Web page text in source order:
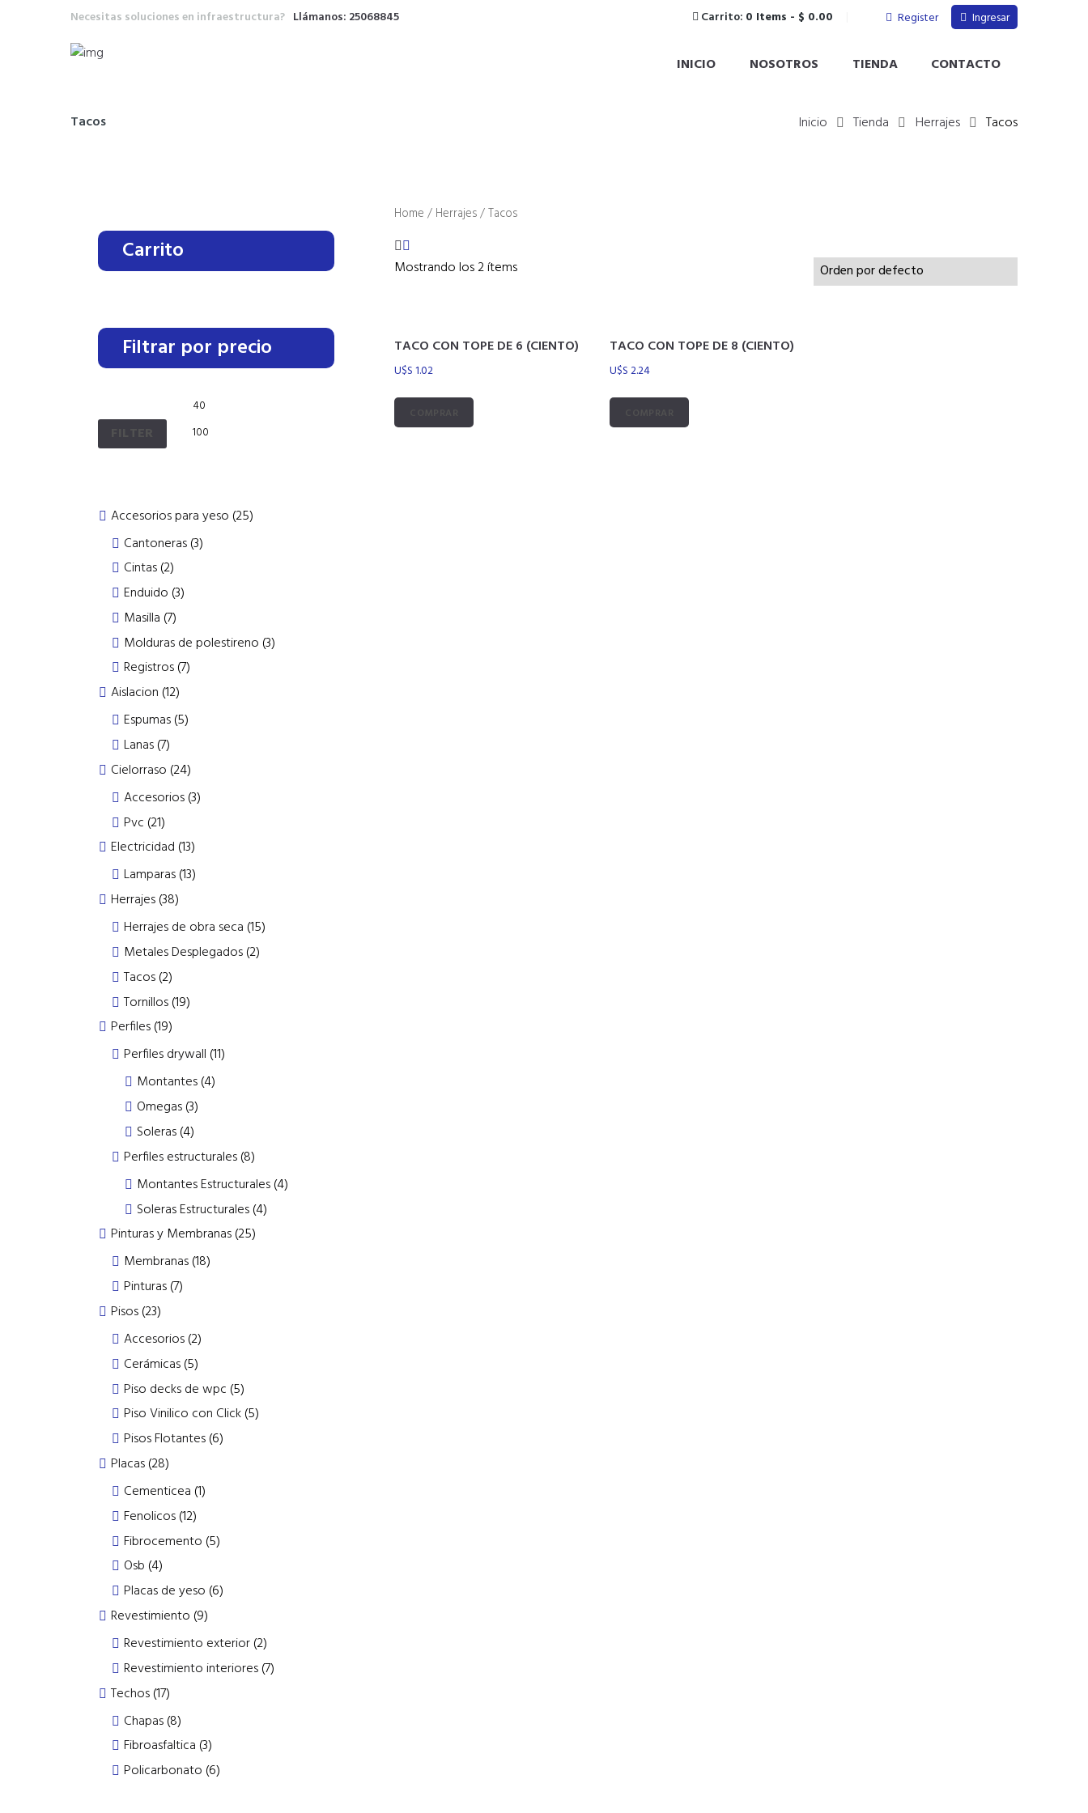
Necesitas soluciones en infraestructura? Llámanos: 25068845 Carrito: 0 Items - $ 0.00 Register Ingresar
INICIO NOSOTROS TIENDA CONTACTO
Tacos Inicio Tienda Herrajes Tacos
Home / Herrajes/ Tacos
Mostrando los 2 ítems
TACO CON TOPE DE 6 (CIENTO)
U$S1.02
TACO CON TOPE DE 8 (CIENTO)
U$S2.24
Carrito
Filtrar por precio
Accesorios para yeso 2525
Cantoneras 33
Cintas 22
products
Enduido 33
Masilla 77
products
Molduras de polestireno 33
Registros 77
Aislacion 1212
products
Espumas 55
Lanas 77
products
Cielorraso 2424
products
Accesorios 33
Pvc 2121
products
Electricidad 1313
products
Lamparas 1313
Herrajes 3838
products
Herrajes de obra seca 1515
Metales Desplegados 22
Tacos 22
products
Tornillos 1919
Perfiles 1919
products
Perfiles drywall 1111
Montantes 44
Omegas 33
Soleras 44
products
Perfiles estructurales 88
products
Montantes Estructurales 44
Soleras Estructurales 44
Pinturas y Membranas 2525
Membranas 1818
Pinturas 77
Pisos 2323
products
Accesorios 22
products
Cerámicas 55
products
Piso decks de wpc 55
products
Piso Vinilico con Click 55
Pisos Flotantes 66
Placas 2828
products
Cementicea 11
Fenolicos 1212
products
Fibrocemento 55
Osb 44
products
Placas de yeso 66
Revestimiento 99
products
Revestimiento exterior 22
products
Revestimiento interiores 77
Techos 1717
products
Chapas 88
products
Fibroasfaltica 33
products
Policarbonato 66